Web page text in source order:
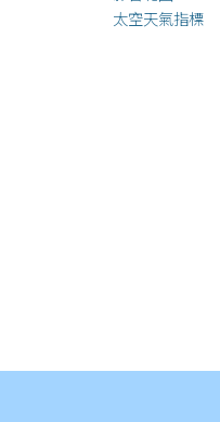
太空天氣指標